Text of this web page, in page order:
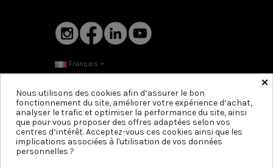
Expédié sous 48h ouvrées
Français
×
Nous utilisons des cookies afin d’assurer le bon
fonctionnement du site, améliorer votre expérience d’achat,
analyser le trafic et optimiser la performance du site, ainsi
que pour vous proposer des offres adaptées selon vos
centres d’intérêt. Acceptez-vous ces cookies ainsi que les
implications associées à l'utilisation de vos données
personnelles ?